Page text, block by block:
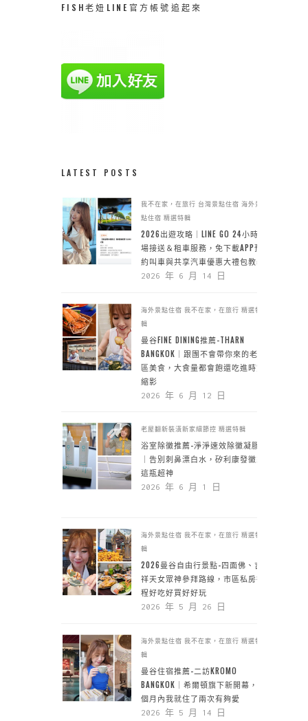
FISH老妞LINE官方帳號追起來
LATEST POSTS
我不在家，在旅行 台灣景點住宿 海外景
點住宿 精選特輯
2026出遊攻略｜LINE GO 24小時機
場接送＆租車服務，免下載APP預
約叫車與共享汽車優惠大禮包教學
2026 年 6 月 14 日
海外景點住宿 我不在家，在旅行 精選特
輯
曼谷FINE DINING推薦-THARN
BANGKOK｜跟團不會帶你來的老城
區美食，大食量都會飽還吃進時空
縮影
2026 年 6 月 12 日
老屋翻新裝潢新家細節控 精選特輯
浴室除黴推薦-淨淨速效除黴凝膠
｜告別刺鼻漂白水，矽利康發黴靠
這瓶超神
2026 年 6 月 1 日
海外景點住宿 我不在家，在旅行 精選特
輯
2026曼谷自由行景點-四面佛、吉
祥天女眾神參拜路線，市區私房行
程好吃好買好好玩
2026 年 5 月 26 日
海外景點住宿 我不在家，在旅行 精選特
輯
曼谷住宿推薦-二訪KROMO
BANGKOK｜希爾頓旗下新開幕，一
個月內我就住了兩次有夠愛
2026 年 5 月 14 日